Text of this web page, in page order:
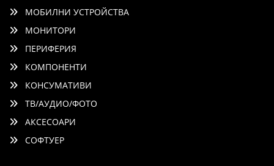
МОБИЛНИ УСТРОЙСТВА
МОНИТОРИ
ПЕРИФЕРИЯ
КОМПОНЕНТИ
КОНСУМАТИВИ
ТВ/АУДИО/ФОТО
АКСЕСОАРИ
СОФТУЕР